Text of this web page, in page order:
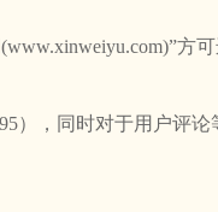
方
），同时对于用户评